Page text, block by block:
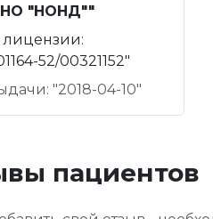
НО "НОНД""
52/00321152"
"2018-04-10"
пациентов